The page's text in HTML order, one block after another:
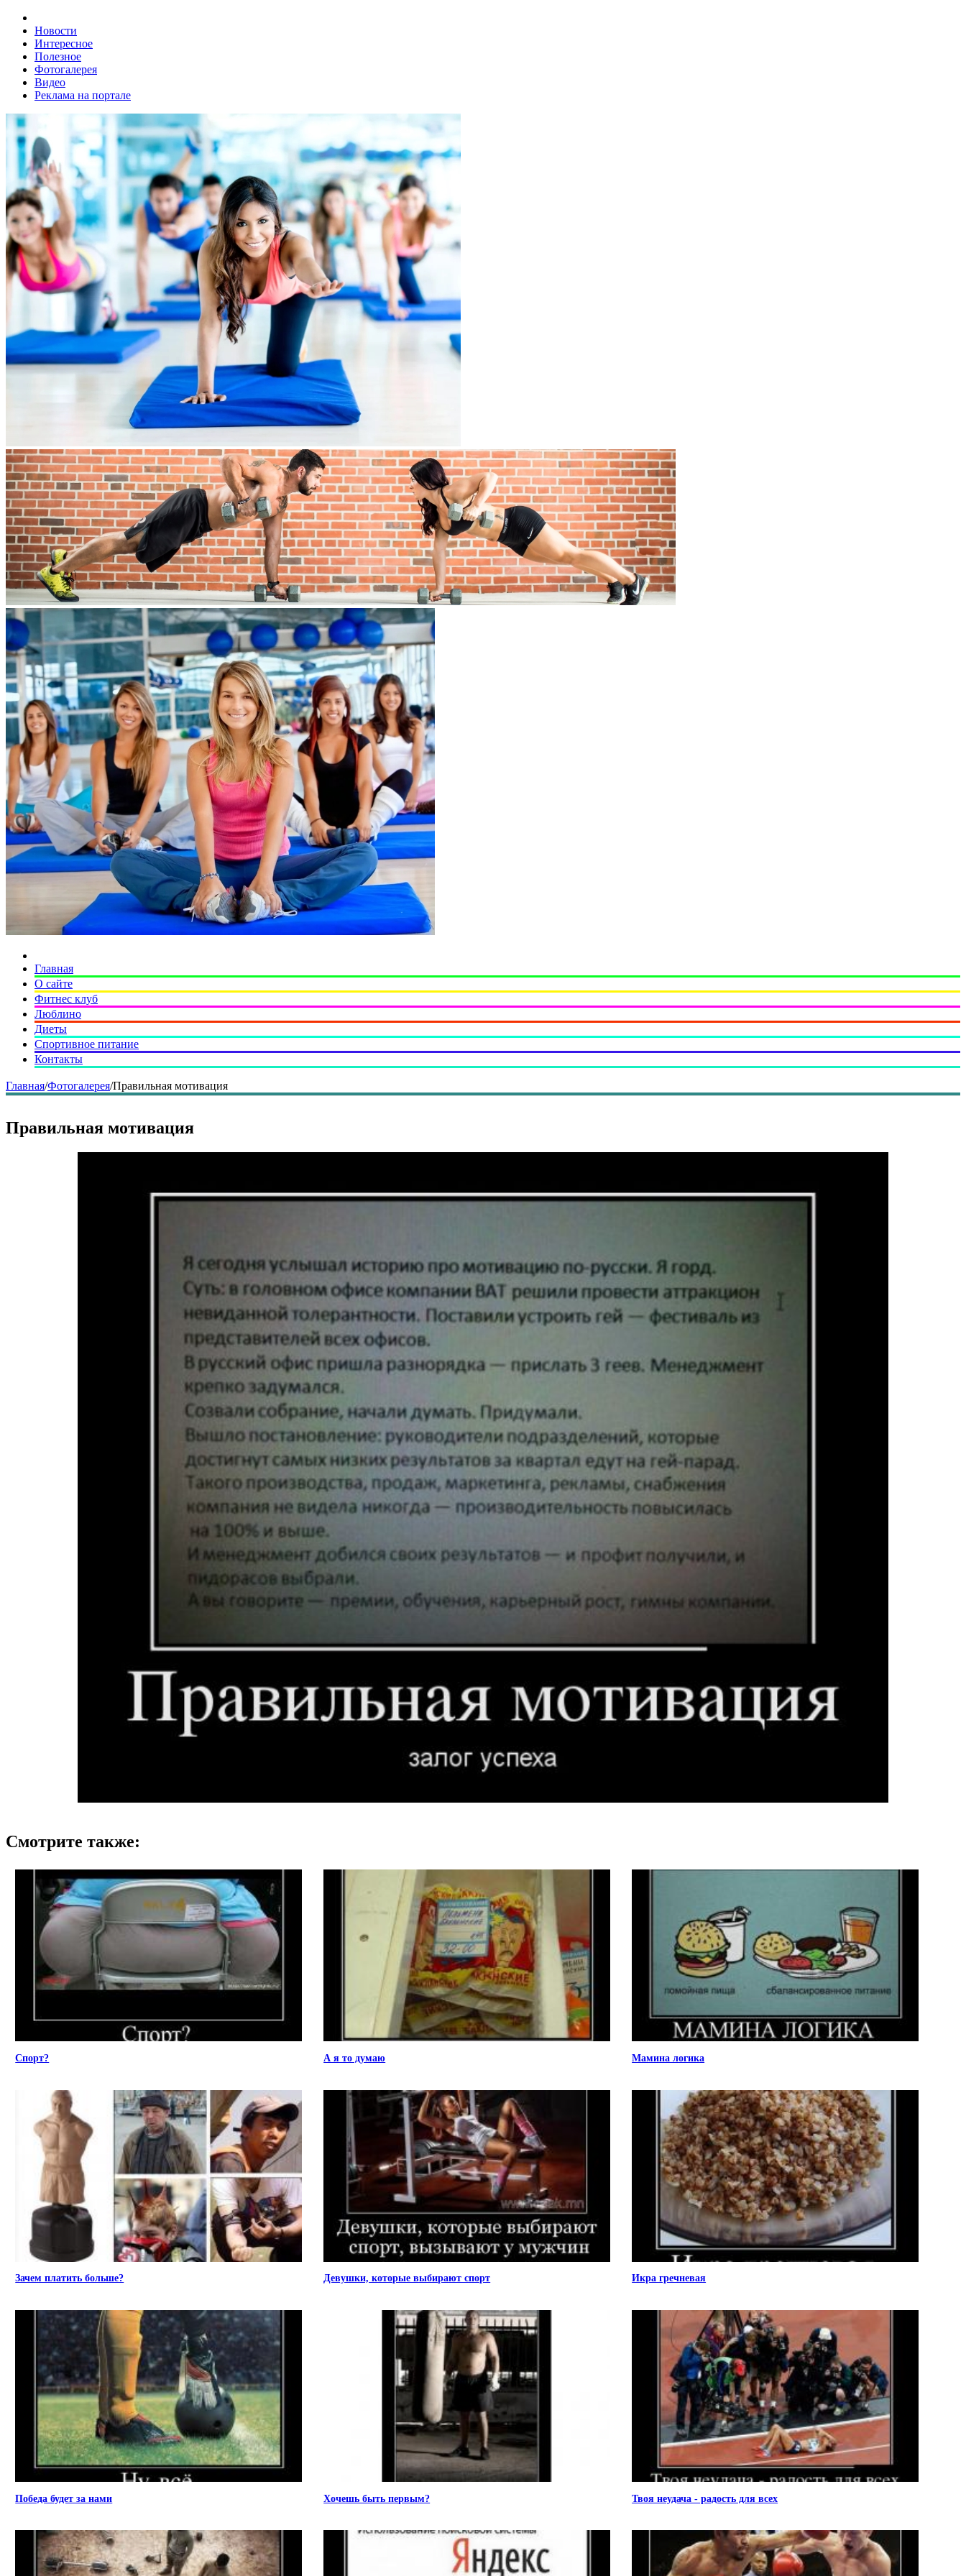
Новости
Интересное
Полезное
Фотогалерея
Видео
Реклама на портале
Главная
О сайте
Фитнес клуб
Люблино
Диеты
Спортивное питание
Контакты
Главная/Фотогалерея/Правильная мотивация
Правильная мотивация
Смотрите также:
Спорт? А я то думаю Мамина логика
Зачем платить больше? Девушки, которые выбирают спорт Икра гречневая
Победа будет за нами Хочешь быть первым? Твоя неудача - радость для всех